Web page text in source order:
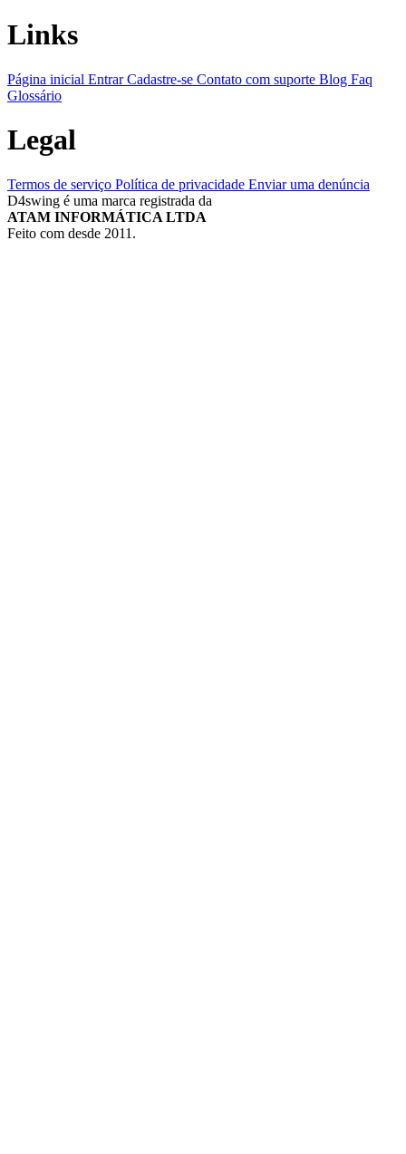
Links
Página inicial EntrarCadastre-se Contato com suporte Blog Faq
Glossário
Legal
Termos de serviço Política de privacidade Enviar uma denúncia
D4swing é uma marca registrada da
ATAM INFORMÁTICA LTDA
Feito com desde 2011.